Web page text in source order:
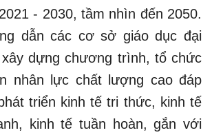
- 2030, tầm nhìn đến 2050.
dẫn các cơ sở giáo dục đại
dựng chương trình, tổ chức
nhân lực chất lượng cao đáp
triển kinh tế tri thức, kinh tế
kinh tế tuần hoàn, gắn với